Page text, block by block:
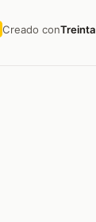
Creado conTreinta